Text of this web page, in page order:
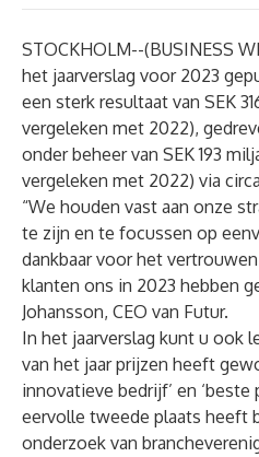
STOCKHOLM--(BUSINESS
het jaarverslag voor 2023
een sterk resultaat van SEK
vergeleken met 2022),
onder beheer van SEK 193
vergeleken met 2022) via
“We houden vast aan onze
te zijn en te focussen op
dankbaar voor het
klanten ons in 2023 hebben
Johansson, CEO van Futur.
In het jaarverslag kunt u ook
van het jaar prijzen heeft
innovatieve bedrijf’ en ‘beste
eervolle tweede plaats heeft
onderzoek van